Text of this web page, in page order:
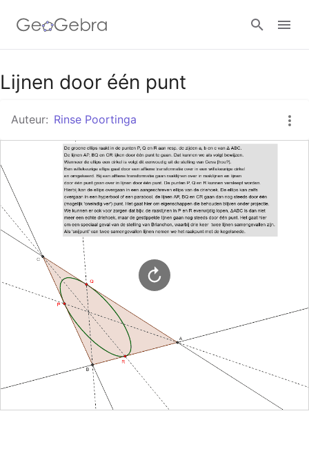
Google Classroom
GeoGebra Klaslokaal
Aanmelden
Lijnen door één punt
Auteur: Rinse Poortinga